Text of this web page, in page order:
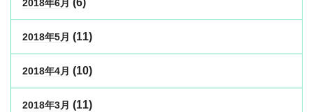
2018年6月 (6)
2018年5月 (11)
2018年4月 (10)
2018年3月 (11)